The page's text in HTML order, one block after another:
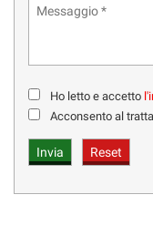
Ho letto e accetto
Acconsento al